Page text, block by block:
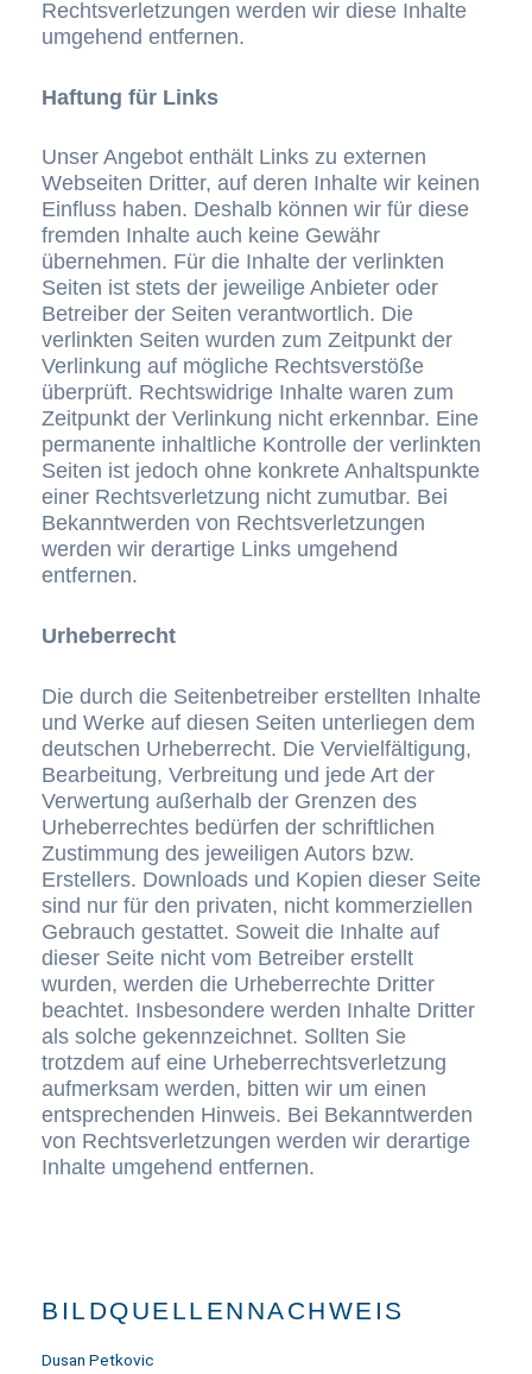
Rechtsverletzungen werden wir diese Inhalte
umgehend entfernen.
Haftung für Links
Unser Angebot enthält Links zu externen
Webseiten Dritter, auf deren Inhalte wir keinen
Einfluss haben. Deshalb können wir für diese
fremden Inhalte auch keine Gewähr
übernehmen. Für die Inhalte der verlinkten
Seiten ist stets der jeweilige Anbieter oder
Betreiber der Seiten verantwortlich. Die
verlinkten Seiten wurden zum Zeitpunkt der
Verlinkung auf mögliche Rechtsverstöße
überprüft. Rechtswidrige Inhalte waren zum
Zeitpunkt der Verlinkung nicht erkennbar. Eine
permanente inhaltliche Kontrolle der verlinkten
Seiten ist jedoch ohne konkrete Anhaltspunkte
einer Rechtsverletzung nicht zumutbar. Bei
Bekanntwerden von Rechtsverletzungen
werden wir derartige Links umgehend
entfernen.
Urheberrecht
Die durch die Seitenbetreiber erstellten Inhalte
und Werke auf diesen Seiten unterliegen dem
deutschen Urheberrecht. Die Vervielfältigung,
Bearbeitung, Verbreitung und jede Art der
Verwertung außerhalb der Grenzen des
Urheberrechtes bedürfen der schriftlichen
Zustimmung des jeweiligen Autors bzw.
Erstellers. Downloads und Kopien dieser Seite
sind nur für den privaten, nicht kommerziellen
Gebrauch gestattet. Soweit die Inhalte auf
dieser Seite nicht vom Betreiber erstellt
wurden, werden die Urheberrechte Dritter
beachtet. Insbesondere werden Inhalte Dritter
als solche gekennzeichnet. Sollten Sie
trotzdem auf eine Urheberrechtsverletzung
aufmerksam werden, bitten wir um einen
entsprechenden Hinweis. Bei Bekanntwerden
von Rechtsverletzungen werden wir derartige
Inhalte umgehend entfernen.
BILDQUELLENNACHWEIS
Dusan Petkovic